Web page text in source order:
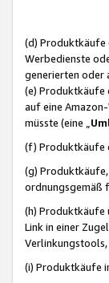
(d) Produktkäufe
Werbedienste
generierten oder
(e) Produktkäufe
auf eine
müsste (eine „
(f) Produktkäufe
(g)
ordnungsgemäß
(h) Produktkäufe
Link in einer
(i) Produktkäufe